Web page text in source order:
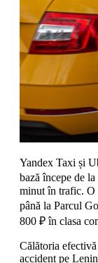
Yandex Taxi și
bază începe de
minut în trafic. O
până la Parcul
800 ₽ în clasa
Călătoria
accident pe